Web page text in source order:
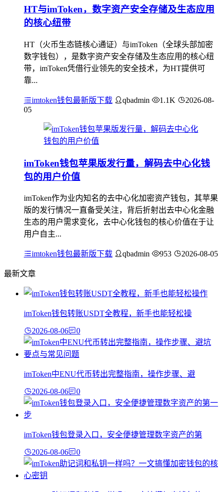
HT与imToken，数字资产安全存储及生态应用
的核心纽带
HT（火币生态链核心通证）与imToken（全球头部加密
数字钱包），是数字资产安全存储及生态应用的核心纽
带，imToken凭借行业领先的安全技术，为HT提供可
靠...
imtoken钱包最新版下载 qbadmin 1.1K
2026-08-
05
imToken钱包苹果版发行量，解码去中心化钱
包的用户价值
imToken作为业内知名的去中心化加密资产钱包，其苹果
版的发行情况一直备受关注，背后折射出去中心化金融
生态的用户需求变化，去中心化钱包的核心价值在于让
用户自主...
imtoken钱包最新版下载 qbadmin 953 2026-08-05
最新文章
imToken钱包转账USDT全教程，新手也能轻松操
2026-08-06 0
imToken中ENU代币转出完整指南，操作步骤、避
2026-08-06 0
imToken钱包登录入口，安全便捷管理数字资产的第
2026-08-06 0